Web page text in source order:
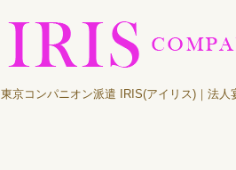
東京コンパニオン派遣 IRIS(アイリス)｜法人